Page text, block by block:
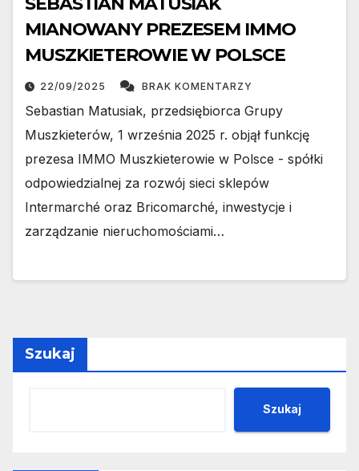
MIANOWANY PREZESEM IMMO
MUSZKIETEROWIE W POLSCE
22/09/2025 BRAK KOMENTARZY
Sebastian Matusiak, przedsiębiorca Grupy
Muszkieterów, 1 września 2025 r. objął funkcję
prezesa IMMO Muszkieterowie w Polsce - spółki
odpowiedzialnej za rozwój sieci sklepów
Intermarché oraz Bricomarché, inwestycje i
zarządzanie nieruchomościami…
Szukaj
Szukaj